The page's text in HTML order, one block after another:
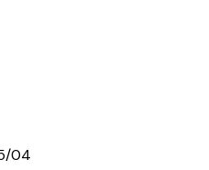
04